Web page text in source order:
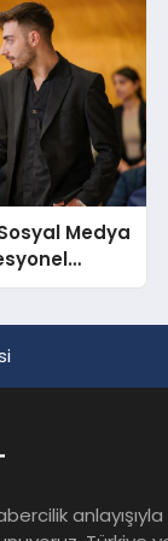
Medya
Çözüm